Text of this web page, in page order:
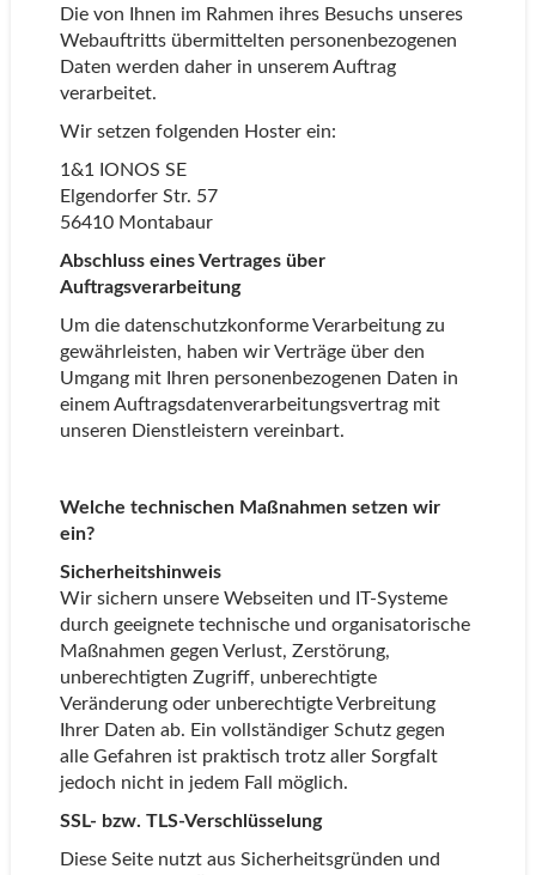
Die von Ihnen im Rahmen ihres Besuchs unseres
Webauftritts übermittelten personenbezogenen
Daten werden daher in unserem Auftrag
verarbeitet.
Wir setzen folgenden Hoster ein:
1&1 IONOS SE
Elgendorfer Str. 57
56410 Montabaur
Abschluss eines Vertrages über
Auftragsverarbeitung
Um die datenschutzkonforme Verarbeitung zu
gewährleisten, haben wir Verträge über den
Umgang mit Ihren personenbezogenen Daten in
einem Auftragsdatenverarbeitungsvertrag mit
unseren Dienstleistern vereinbart.
Welche technischen Maßnahmen setzen wir
ein?
Sicherheitshinweis
Wir sichern unsere Webseiten und IT-Systeme
durch geeignete technische und organisatorische
Maßnahmen gegen Verlust, Zerstörung,
unberechtigten Zugriff, unberechtigte
Veränderung oder unberechtigte Verbreitung
Ihrer Daten ab. Ein vollständiger Schutz gegen
alle Gefahren ist praktisch trotz aller Sorgfalt
jedoch nicht in jedem Fall möglich.
SSL- bzw. TLS-Verschlüsselung
Diese Seite nutzt aus Sicherheitsgründen und